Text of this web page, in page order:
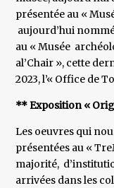
présentée au «
aujourd’hui
au « Musée
al’Chair », cette
2023, l’« Office de
** Exposition «
Les oeuvres qui
présentées au «
majorité,
arrivées dans les